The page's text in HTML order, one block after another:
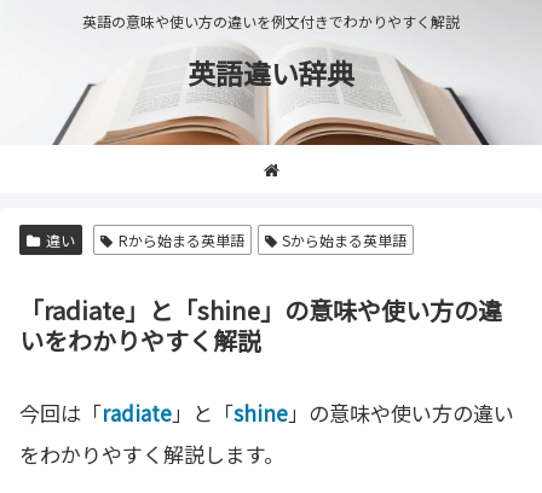
英語の意味や使い方の違いを例文付きでわかりやすく解説
英語違い辞典
違い Rから始まる英単語 Sから始まる英単語
「radiate」と「shine」の意味や使い方の違
いをわかりやすく解説
今回は「radiate」と「shine」の意味や使い方の違い
をわかりやすく解説します。